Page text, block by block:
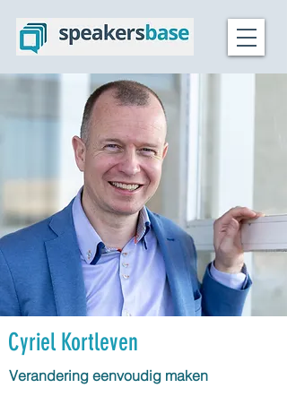
Cyriel Kortleven
Verandering eenvoudig maken